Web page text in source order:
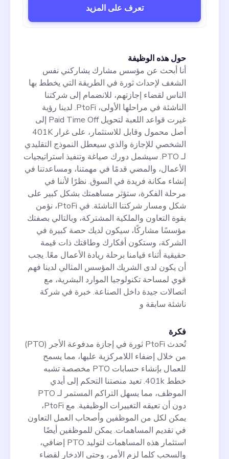
حول هذه الوظيفة
أنا أبحث عن مؤسس مشارك يشاركني نفس
الشغف لإحداث ثورة في الطريقة التي يخطط بها
الناس لقضاء إجازتهم، للانضمام إلى شركتنا
الناشئة في مراحلها الأولى، PtoFi. لدينا رؤية
غيرت قواعد اللعبة لتحويل Paid Time Off إلى
أصل محمول وقابل للاستثمار، على غرار 401K
الشخصي للإجازة والذي سيعطل النموذج التقليدي
لـ PTO. سيشمل دورك صياغة وتنفيذ استراتيجيات
الأعمال، والمضي قدمًا في مهمتنا، ومساعدتنا في
إنشاء مكانة فريدة في السوق. نظرًا لأننا في
مرحلة الفكرة، ستؤثر مساهمتك بشكل كبير على
شكل ومسار شركتنا الناشئة. في PtoFi، نؤمن
بقوة التعاون والملكية المشتركة، وبالتالي بصفتك
مؤسسًا مشاركًا، سيكون لديك حصة كبيرة في
الشركة، وستكون أفكارك وطاقتك ذات قيمة
حقيقية أثناء قيامنا برحلة ريادة الأعمال معًا. يجب
أن يكون لدى الشريك المؤسس المثالي لدينا فهم
قوي لمساحة تكنولوجيا الموارد البشرية، مع
اتصالات جيدة داخل الصناعة. خبرة في شركة
ناشئة سابقة و
فكرة
تُحدث PtoFi ثورة في إجازة مدفوعة الأجر (PTO)
من خلال إضفاء اللامركزية عليها، مما يسمح
للعمال بإنشاء حسابات PTO مخصصة تشبه
خطط 401k. تعيد منصتنا التحكم إلى أيدي
الموظف، مما يسهل التراكم المستمر لـ PTO
دون أن تعيقه التغييرات الوظيفية. مع PtoFi،
يمكن لكل من الموظفين وأصحاب العمل التعاون
في تقديم المساهمات. يمكن للموظفين أيضًا
استثمار هذه المساهمات لتوليد PTO إضافي،
والسحب كلما لزم الأمر، وحتى الادخار لقضاء
تعرف على المزيد